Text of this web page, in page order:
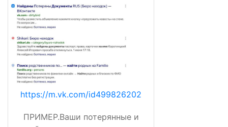
https://m.vk.com/id499826202
ПРИМЕР.Ваши потерянные и